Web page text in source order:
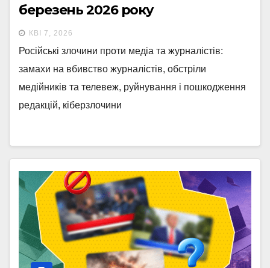
березень 2026 року
КВІ 7, 2026
Російські злочини проти медіа та журналістів:
замахи на вбивство журналістів, обстріли
медійників та телевеж, руйнування і пошкодження
редакцій, кіберзлочини